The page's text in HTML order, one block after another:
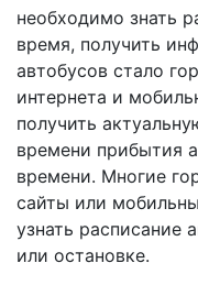
необходимо знать
время, получить
автобусов стало
интернета и
получить
времени прибытия
времени. Многие
сайты или
узнать расписание
или остановке.